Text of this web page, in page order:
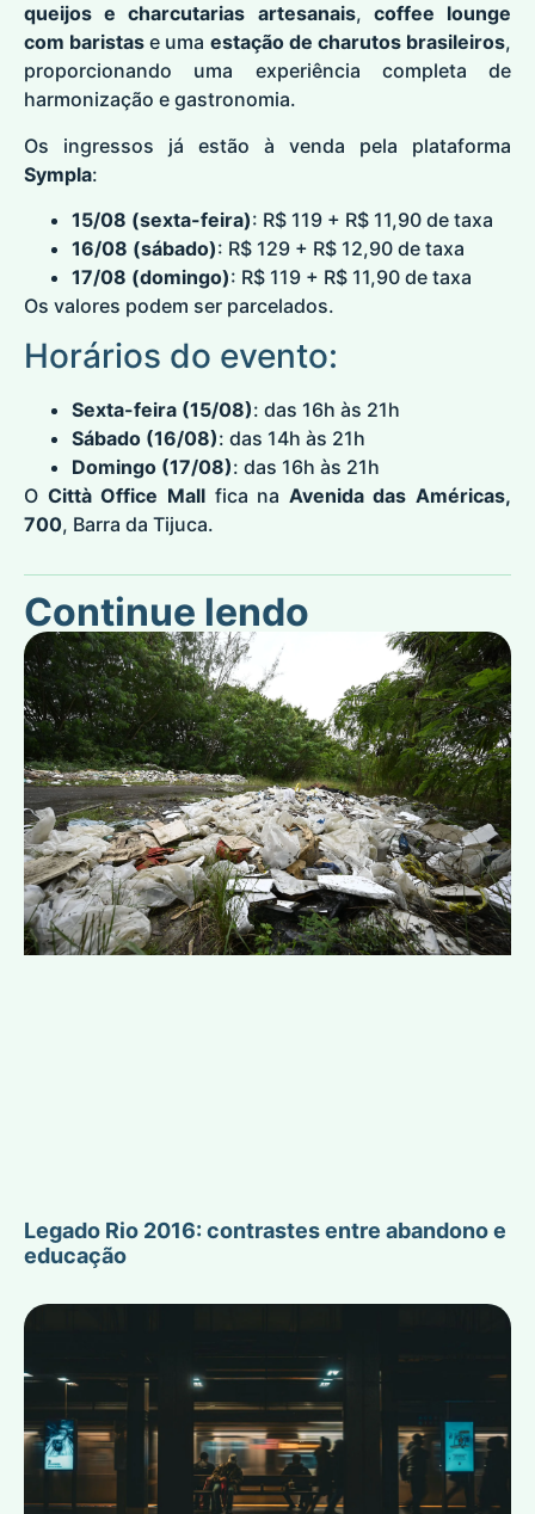
queijos e charcutarias artesanais, coffee lounge
com baristas e uma estação de charutos brasileiros,
proporcionando uma experiência completa de
harmonização e gastronomia.
Os ingressos já estão à venda pela plataforma
Sympla:
15/08 (sexta-feira): R$ 119 + R$ 11,90 de taxa
16/08 (sábado): R$ 129 + R$ 12,90 de taxa
17/08 (domingo): R$ 119 + R$ 11,90 de taxa
Os valores podem ser parcelados.
Horários do evento:
Sexta-feira (15/08): das 16h às 21h
Sábado (16/08): das 14h às 21h
Domingo (17/08): das 16h às 21h
O Città Office Mallfica na Avenida das Américas,
700, Barra da Tijuca.
Continue lendo
Legado Rio 2016: contrastes entre abandono e
educação